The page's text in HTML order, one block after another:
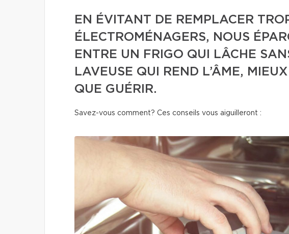
EN ÉVITANT DE REMPLACER
ÉLECTROMÉNAGERS, NOUS
ENTRE UN FRIGO QUI LÂCHE
LAVEUSE QUI REND L’ÂME,
QUE GUÉRIR.
Savez-vous comment? Ces conseils vous aiguilleront :